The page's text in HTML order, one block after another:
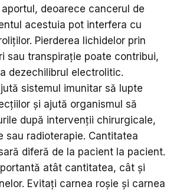
deoarece cancerul de
acestuia pot interfera cu
Pierderea lichidelor prin
sau transpirație poate contribui,
dezechilibrul electrolitic.
sistemul imunitar să lupte
și ajută organismul să
după intervenții chirurgicale,
sau radioterapie. Cantitatea
diferă de la pacient la pacient.
atât cantitatea, cât și
Evitați carnea roșie și carnea